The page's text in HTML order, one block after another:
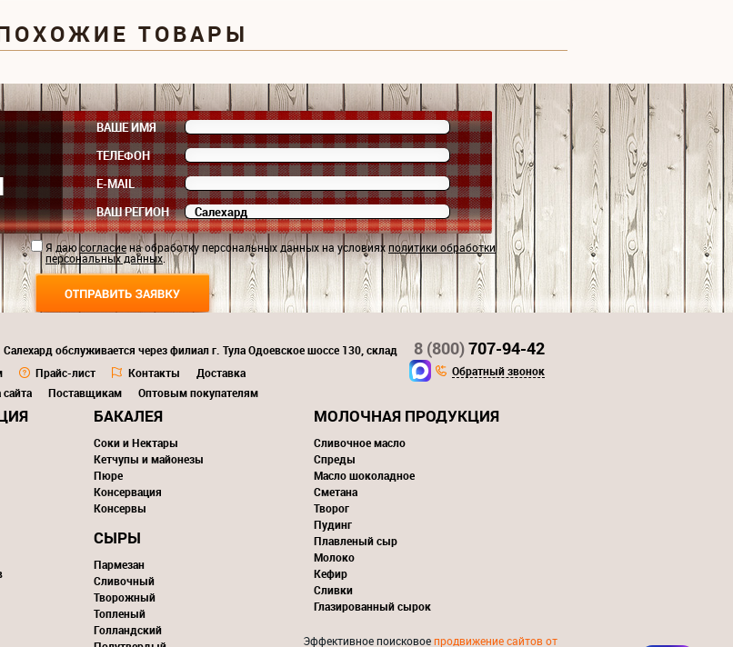
ТОВАРЫ
ВАШЕ ИМЯ
ТЕЛЕФОН
E-MAIL
ВАШ РЕГИОН
Я даюсогласиена обработку персональных данных на условияхполитики обработки
персональных данных.
обслуживается через филиал г. Тула Одоевское шоссе 130, склад
Прайс-лист Контакты
Доставка
сайта Поставщикам Оптовым покупателям
8 (800)707-94-42
Обратный звонок
БАКАЛЕЯ
Соки и Нектары
Кетчупы и майонезы
Пюре
Консервация
Консервы
СЫРЫ
Пармезан
Сливочный
Творожный
Топленый
Голландский
МОЛОЧНАЯ ПРОДУКЦИЯ
Сливочное масло
Спреды
Масло шоколадное
Сметана
Творог
Пудинг
Плавленый сыр
Молоко
Кефир
Сливки
Глазированный сырок
Эффективное поисковоепродвижение сайтов от